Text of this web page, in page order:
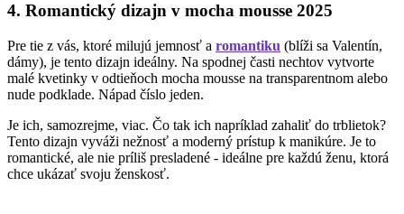
4. Romantický dizajn v mocha mousse 2025
Pre tie z vás, ktoré milujú jemnosť a romantiku (blíži sa Valentín,
dámy), je tento dizajn ideálny. Na spodnej časti nechtov vytvorte
malé kvetinky v odtieňoch mocha mousse na transparentnom alebo
nude podklade. Nápad číslo jeden.
Je ich, samozrejme, viac. Čo tak ich napríklad zahaliť do trblietok?
Tento dizajn vyváži nežnosť a moderný prístup k manikúre. Je to
romantické, ale nie príliš presladené - ideálne pre každú ženu, ktorá
chce ukázať svoju ženskosť.